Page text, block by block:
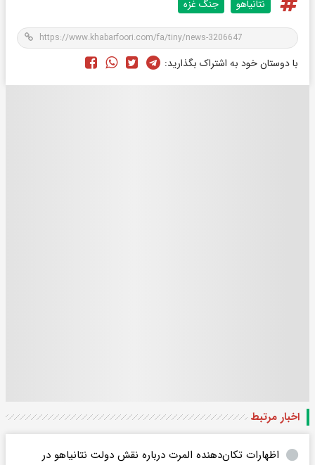
نتانیاهو جنگ غزه
با دوستان خود به اشتراک بگذارید:
اخبار مرتبط
اظهارات تکان‌دهنده المرت درباره نقش دولت نتانیاهو در